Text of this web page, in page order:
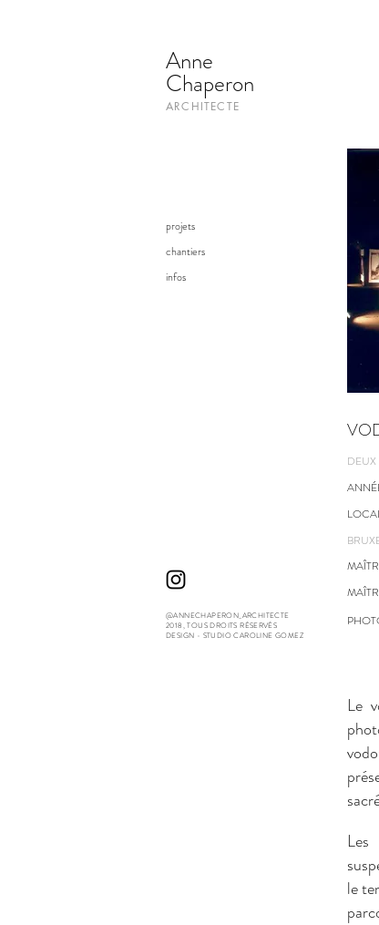
Anne
Chaperon
ARCHITECTE
projets
chantiers
infos
@ANNECHAPERON_ARCHITECTE
2018, TOUS DROITSRÉSERVÉS
DESIGN - STUDIO CAROLINE GOMEZ
Le
le